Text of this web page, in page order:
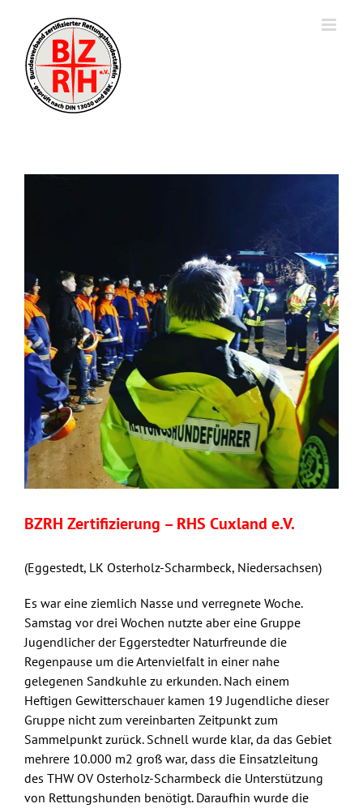
BZRH Zertifizierung – RHS Cuxland e.V.
(Eggestedt, LK Osterholz-Scharmbeck, Niedersachsen)
Es war eine ziemlich Nasse und verregnete Woche.
Samstag vor drei Wochen nutzte aber eine Gruppe
Jugendlicher der Eggerstedter Naturfreunde die
Regenpause um die Artenvielfalt in einer nahe
gelegenen Sandkuhle zu erkunden. Nach einem
Heftigen Gewitterschauer kamen 19 Jugendliche dieser
Gruppe nicht zum vereinbarten Zeitpunkt zum
Sammelpunkt zurück. Schnell wurde klar, da das Gebiet
mehrere 10.000 m2 groß war, dass die Einsatzleitung
des THW OV Osterholz-Scharmbeck die Unterstützung
von Rettungshunden benötigt. Daraufhin wurde die